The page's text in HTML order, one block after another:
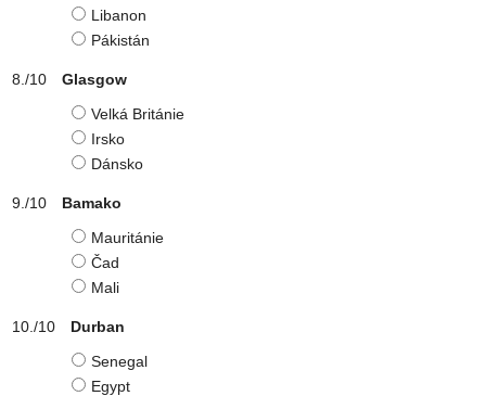
Libanon
Pákistán
Glasgow
Velká Británie
Irsko
Dánsko
Bamako
Mauritánie
Čad
Mali
Durban
Senegal
Egypt